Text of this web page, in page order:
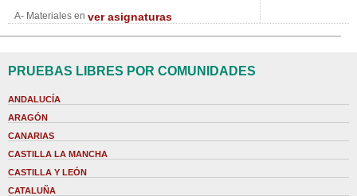
A- Materiales en ver asignaturas
PRUEBAS LIBRES POR COMUNIDADES
ANDALUCÍA
ARAGÓN
CANARIAS
CASTILLA LA MANCHA
CASTILLA Y LEÓN
CATALUÑA